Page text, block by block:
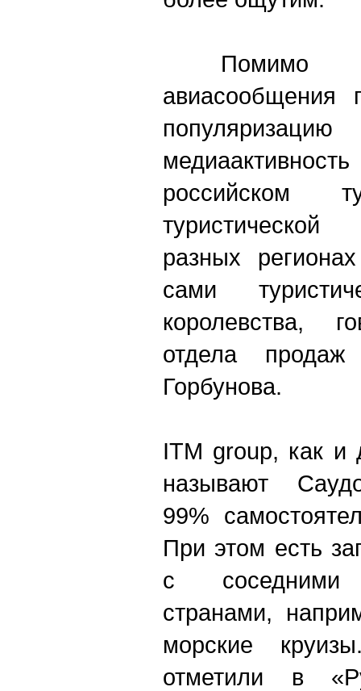
Помимо
авиасообщения
российском
разных
сами
королевства,
отдела
Горбунова.
ITM group, как и
называют
99%
При этом есть
с соседними
странами,
морские
отметили в